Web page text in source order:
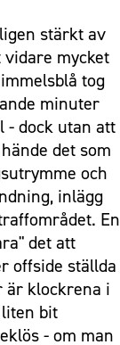
stärkt av
mycket
tog
minuter
- dock utan att
det som
och
inlägg
En
det att
offside ställda
är klockrena i
bit
- om man